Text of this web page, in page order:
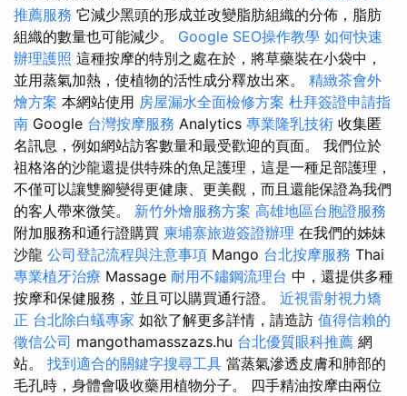
推薦服務 它減少黑頭的形成並改變脂肪組織的分佈，脂肪
組織的數量也可能減少。 Google SEO操作教學 如何快速
辦理護照 這種按摩的特別之處在於，將草藥裝在小袋中，
並用蒸氣加熱，使植物的活性成分釋放出來。 精緻茶會外
燴方案 本網站使用 房屋漏水全面檢修方案 杜拜簽證申請指
南 Google 台灣按摩服務 Analytics 專業隆乳技術 收集匿
名訊息，例如網站訪客數量和最受歡迎的頁面。 我們位於
祖格洛的沙龍還提供特殊的魚足護理，這是一種足部護理，
不僅可以讓雙腳變得更健康、更美觀，而且還能保證為我們
的客人帶來微笑。 新竹外燴服務方案 高雄地區台胞證服務
附加服務和通行證購買 柬埔寨旅遊簽證辦理 在我們的姊妹
沙龍 公司登記流程與注意事項 Mango 台北按摩服務 Thai
專業植牙治療 Massage 耐用不鏽鋼流理台 中，還提供多種
按摩和保健服務，並且可以購買通行證。 近視雷射視力矯
正 台北除白蟻專家 如欲了解更多詳情，請造訪 值得信賴的
徵信公司 mangothamasszazs.hu 台北優質眼科推薦 網
站。 找到適合的關鍵字搜尋工具 當蒸氣滲透皮膚和肺部的
毛孔時，身體會吸收藥用植物分子。 四手精油按摩由兩位